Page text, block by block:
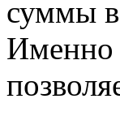
суммы
Именно